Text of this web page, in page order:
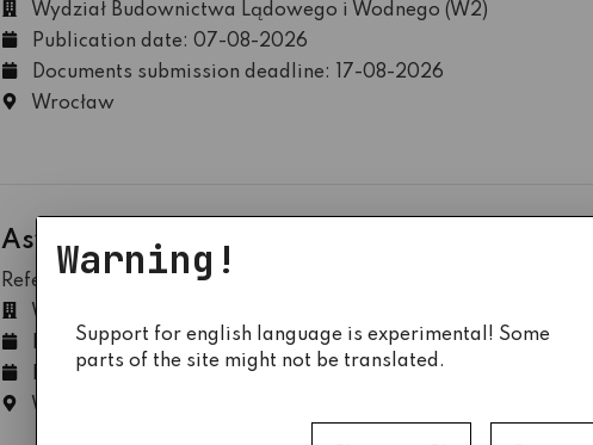
Wydział Budownictwa Lądowego i Wodnego (W2)
Publication date: 07-08-2026
Documents submission deadline: 17-08-2026
Wrocław
Asystent/ka
Reference number: AS/6/W02/K07/2026
Wydział Budownictwa Lądowego i Wodnego (W2)
Publication date: 07-08-2026
Documents submission deadline: 17-08-2026
Wrocław
Warning!
Support for english language is experimental! Some
parts of the site might not be translated.